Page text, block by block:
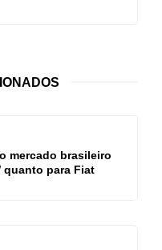
mercado brasileiro
quanto para Fiat